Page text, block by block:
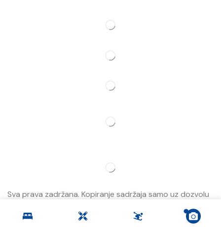
Sva prava zadržana. Kopiranje sadržaja samo uz dozvolu